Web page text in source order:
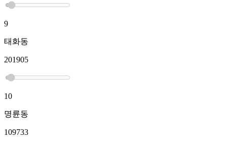
9
태화동
201905
10
명륜동
109733